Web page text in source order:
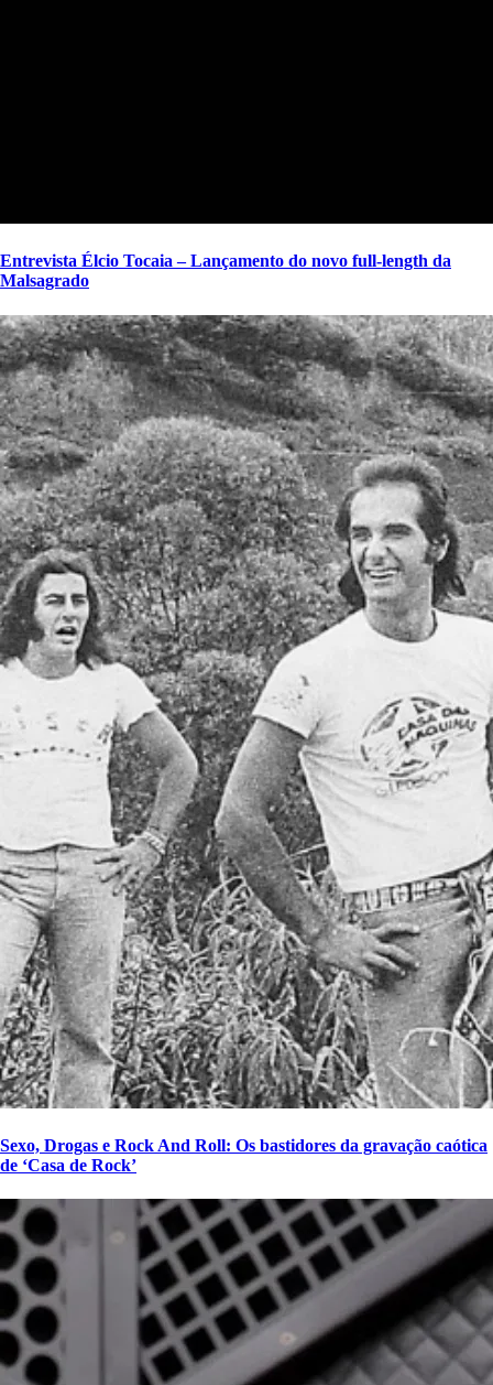
Entrevista Élcio Tocaia – Lançamento do novo full-length da
Malsagrado
Sexo, Drogas e Rock And Roll: Os bastidores da gravação caótica
de ‘Casa de Rock’